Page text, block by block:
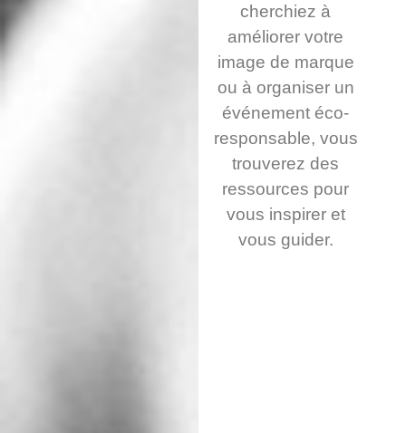
cherchiez à
améliorer votre
image de marque
ou à organiser un
événement éco-
responsable, vous
trouverez des
ressources pour
vous inspirer et
vous guider.